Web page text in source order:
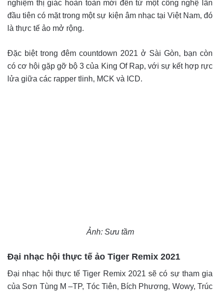
nghiệm thị giác hoàn toàn mới đến từ một công nghệ lần
đầu tiên có mặt trong một sự kiện âm nhạc tại Việt Nam, đó
là thực tế ảo mở rộng.
Đặc biệt trong đêm countdown 2021 ở Sài Gòn, bạn còn
có cơ hội gặp gỡ bộ 3 của King Of Rap, với sự kết hợp rực
lửa giữa các rapper tlinh, MCK và ICD.
Ảnh: Sưu tầm
Đại nhạc hội thực tế ảo Tiger Remix 2021
Đại nhạc hội thực tế Tiger Remix 2021 sẽ có sự tham gia
của Sơn Tùng M –TP, Tóc Tiên, Bích Phương, Wowy, Trúc